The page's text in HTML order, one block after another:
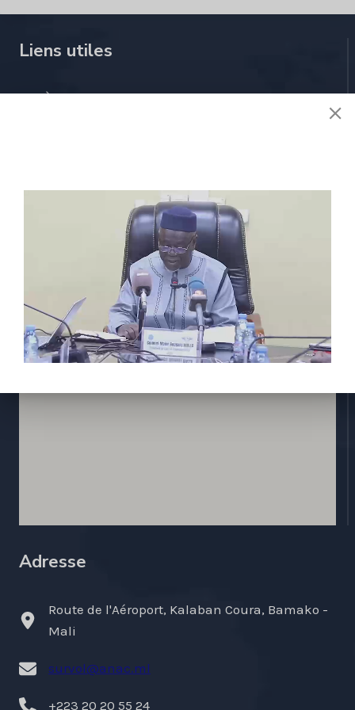
Liens utiles
À propos de nous
Réglementions
Contactez nous
Adresse
Route de l'Aéroport, Kalaban Coura, Bamako -
Mali
survol@anac.ml
+223 20 20 55 24